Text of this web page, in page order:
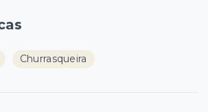
Churrasqueira